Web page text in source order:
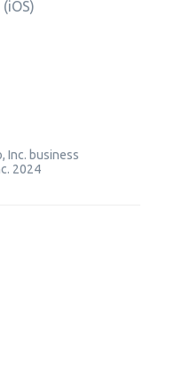
Inc. business
2024